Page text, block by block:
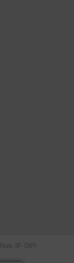
- SP - CNPJ: